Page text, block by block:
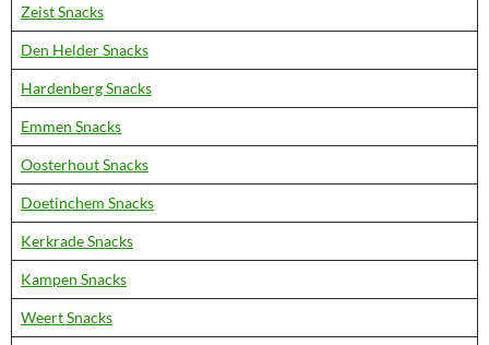
Zeist Snacks
Den Helder Snacks
Hardenberg Snacks
Emmen Snacks
Oosterhout Snacks
Doetinchem Snacks
Kerkrade Snacks
Kampen Snacks
Weert Snacks